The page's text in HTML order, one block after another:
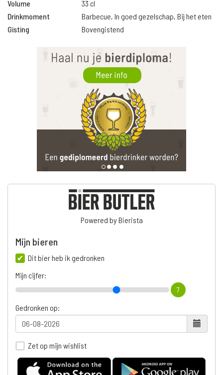
Volume
33 cl
Drinkmoment
Barbecue, In goed gezelschap, Bij het eten
Gisting
Bovengistend
Powered by Bierista
Mijn bieren
Dit bier heb ik gedronken
Mijn cijfer:
7
Gedronken op:
Zet op mijn wishlist